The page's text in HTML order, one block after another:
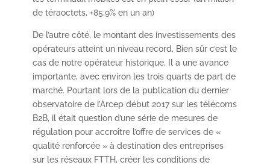
de téraoctets, +85,9% en un an)
De l’autre côté, le montant des investissements des
opérateurs atteint un niveau record. Bien sûr c’est le
cas de notre opérateur historique. Il a une avance
importante, avec environ les trois quarts de part de
marché. Pourtant lors de la publication du dernier
observatoire de l’Arcep début 2017 sur les télécoms
B2B, il était question d’une série de mesures de
régulation pour accroître l’offre de services de «
qualité renforcée » à destination des entreprises
sur les réseaux FTTH, créer les conditions de